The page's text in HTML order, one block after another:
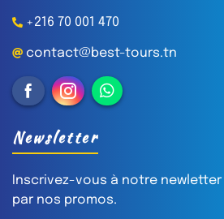
+216 70 001 470
contact@best-tours.tn
Newsletter
Inscrivez-vous à notre
par nos promos.